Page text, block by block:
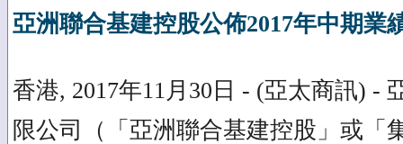
亞洲聯合基建控股公佈2017年中期業
香港, 2017年11月30日 - (亞太商訊) -
限公司（「亞洲聯合基建控股」或「